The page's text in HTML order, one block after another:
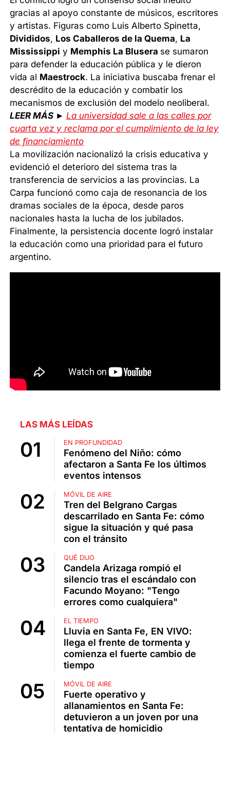
gracias al apoyo constante de músicos, escritores
y artistas. Figuras como Luis Alberto Spinetta,
Divididos, Los Caballeros de la Quema, La
Mississippi y Memphis La Blusera se sumaron
para defender la educación pública y le dieron
vida al Maestrock. La iniciativa buscaba frenar el
descrédito de la educación y combatir los
mecanismos de exclusión del modelo neoliberal.
LEER MÁS ►La universidad sale a las calles por
cuarta vez y reclama por el cumplimiento de la ley
de financiamiento
La movilización nacionalizó la crisis educativa y
evidenció el deterioro del sistema tras la
transferencia de servicios a las provincias. La
Carpa funcionó como caja de resonancia de los
dramas sociales de la época, desde paros
nacionales hasta la lucha de los jubilados.
Finalmente, la persistencia docente logró instalar
la educación como una prioridad para el futuro
argentino.
LAS MÁS LEÍDAS
EN PROFUNDIDAD
Fenómeno del Niño: cómo
afectaron a Santa Fe los últimos
eventos intensos
MÓVIL DE AIRE
Tren del Belgrano Cargas
descarrilado en Santa Fe: cómo
sigue la situación y qué pasa
con el tránsito
QUÉ DIJO
Candela Arizaga rompió el
silencio tras el escándalo con
Facundo Moyano: "Tengo
errores como cualquiera"
EL TIEMPO
Lluvia en Santa Fe, EN VIVO:
llega el frente de tormenta y
comienza el fuerte cambio de
tiempo
MÓVIL DE AIRE
Fuerte operativo y
allanamientos en Santa Fe:
detuvieron a un joven por una
tentativa de homicidio